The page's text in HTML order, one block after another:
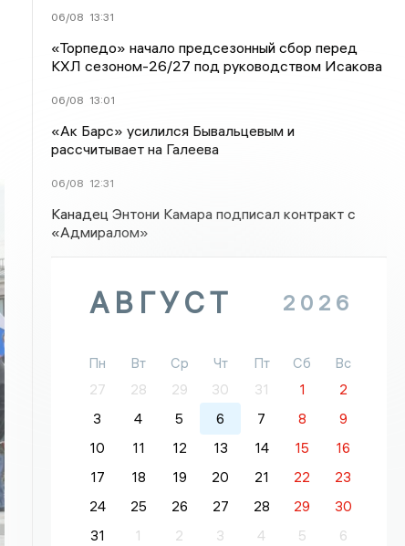
06/08 13:31
«Торпедо» начало предсезонный сбор перед
КХЛ сезоном-26/27 под руководством Исакова
06/08 13:01
«Ак Барс» усилился Бывальцевым и
рассчитывает на Галеева
06/08 12:31
Канадец Энтони Камара подписал контракт с
«Адмиралом»
АВГУСТ 2026
Пн Вт Ср Чт Пт Сб
Вс
27
28 29 30 31 1
2
3
4 5 6 7 8
9
10
11 12 13 14 15
16
17
18 19 20 21 22
23
24
25 26 27 28 29
30
31
1 2 3 4 5 6